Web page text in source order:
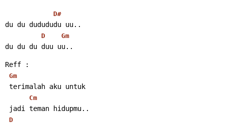
D#
du du dudududu uu..
D Gm
du du du duu uu..
Reff :
Gm
terimalah aku untuk
Cm
jadi teman hidupmu..
D